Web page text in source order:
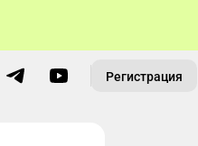
Регистрация